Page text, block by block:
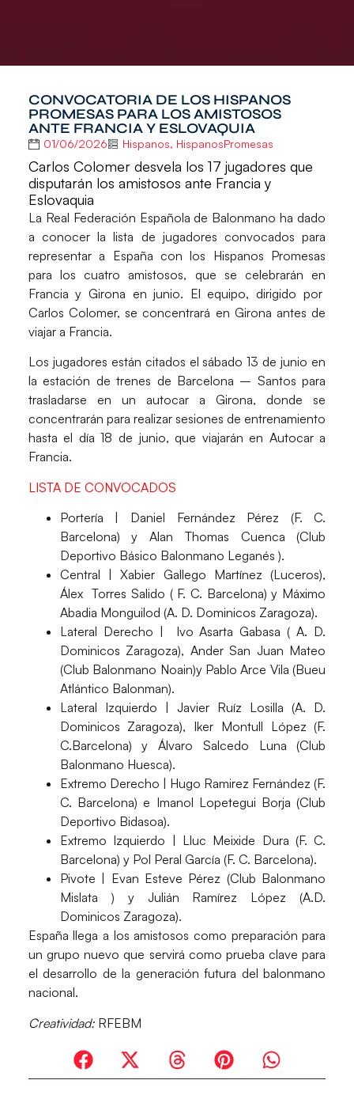
CONVOCATORIA DE LOS HISPANOS
PROMESAS PARA LOS AMISTOSOS
ANTE FRANCIA Y ESLOVAQUIA
01/06/2026 Hispanos, HispanosPromesas
Carlos Colomer desvela los 17 jugadores que
disputarán los amistosos ante Francia y
Eslovaquia
La Real Federación Española de Balonmano ha dado
a conocer la lista de jugadores convocados para
representar a España con los Hispanos Promesas
para los cuatro amistosos, que se celebrarán en
Francia y Girona en junio. El equipo, dirigido por
Carlos Colomer, se concentrará en Girona antes de
viajar a Francia.
Los jugadores están citados el sábado 13 de junio en
la estación de trenes de Barcelona – Santos para
trasladarse en un autocar a Girona, donde se
concentrarán para realizar sesiones de entrenamiento
hasta el día18 de junio, que viajarán en Autocar a
Francia.
LISTA DE CONVOCADOS
Portería
| Daniel Fernández Pérez (F. C.
Barcelona) y Alan Thomas Cuenca (Club
Deportivo Básico Balonmano Leganés ).
Central
| Xabier Gallego Martínez (Luceros),
Álex Torres Salido ( F. C. Barcelona) y Máximo
Abadia Monguilod (A. D. Dominicos Zaragoza).
Lateral Derecho | Ivo Asarta Gabasa ( A. D.
Dominicos Zaragoza), Ander San Juan Mateo
(Club Balonmano Noain)y Pablo Arce Vila (Bueu
Atlántico Balonman).
Lateral Izquierdo | Javier Ruíz Losilla (A. D.
Dominicos Zaragoza), Iker Montull López (F.
C.Barcelona) y Álvaro Salcedo Luna (Club
Balonmano Huesca).
Extremo Derecho | Hugo Ramirez Fernández (F.
C. Barcelona) e Imanol Lopetegui Borja (Club
Deportivo Bidasoa).
Extremo Izquierdo | Lluc Meixide Dura (F. C.
Barcelona) y Pol Peral García (F. C. Barcelona).
Pivote
| Evan Esteve Pérez (Club Balonmano
Mislata ) y Julián Ramírez López (A.D.
Dominicos Zaragoza).
España llega a los amistosos como preparación para
un grupo nuevo que servirá como prueba clave para
el desarrollo de la generación futura del balonmano
nacional.
Creatividad: RFEBM